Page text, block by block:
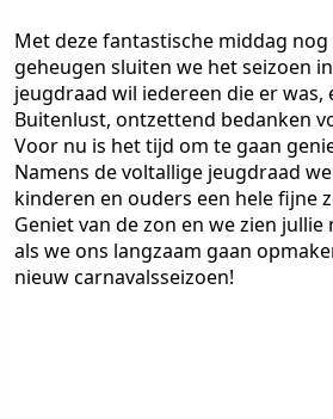
Met deze fantastische middag
geheugen sluiten we het seizoen
jeugdraad wil iedereen die er
Buitenlust, ontzettend bedanken
Voor nu is het tijd om te gaan
Namens de voltallige jeugdraad
kinderen en ouders een hele fijne
Geniet van de zon en we zien jullie
als we ons langzaam gaan
nieuw carnavalsseizoen!